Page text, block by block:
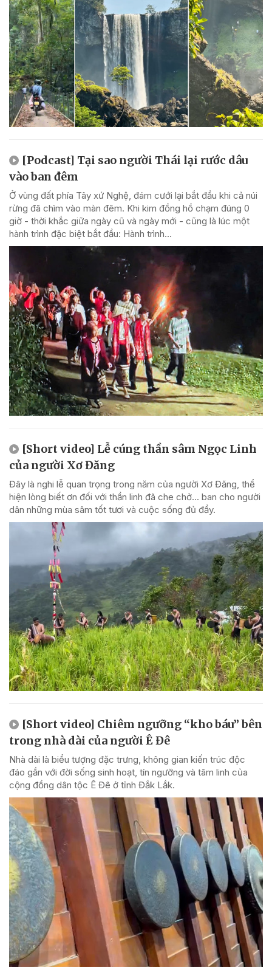
[Podcast] Tại sao người Thái lại rước dâu
vào ban đêm
Ở vùng đất phía Tây xứ Nghệ, đám cưới lại bắt đầu khi cả núi
rừng đã chìm vào màn đêm. Khi kim đồng hồ chạm đúng 0
giờ - thời khắc giữa ngày cũ và ngày mới - cũng là lúc một
hành trình đặc biệt bắt đầu: Hành trình...
[Short video] Lễ cúng thần sâm Ngọc Linh
của người Xơ Đăng
Đây là nghi lễ quan trọng trong năm của người Xơ Đăng, thể
hiện lòng biết ơn đối với thần linh đã che chở... ban cho người
dân những mùa sâm tốt tươi và cuộc sống đủ đầy.
[Short video] Chiêm ngưỡng “kho báu” bên
trong nhà dài của người Ê Đê
Nhà dài là biểu tượng đặc trưng, không gian kiến trúc độc
đáo gắn với đời sống sinh hoạt, tín ngưỡng và tâm linh của
cộng đồng dân tộc Ê Đê ở tỉnh Đắk Lắk.